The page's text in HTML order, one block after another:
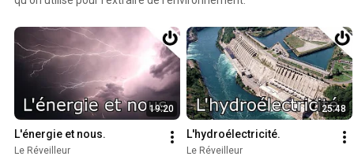
19:20
L'énergie et nous.
Le Réveilleur
25:48
L'hydroélectricité.
Le Réveilleur